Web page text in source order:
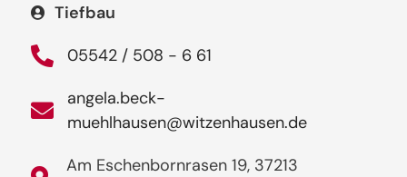
Tiefbau
05542 / 508 - 6 61
angela.beck-
muehlhausen@witzenhausen.de
Am Eschenbornrasen 19, 37213